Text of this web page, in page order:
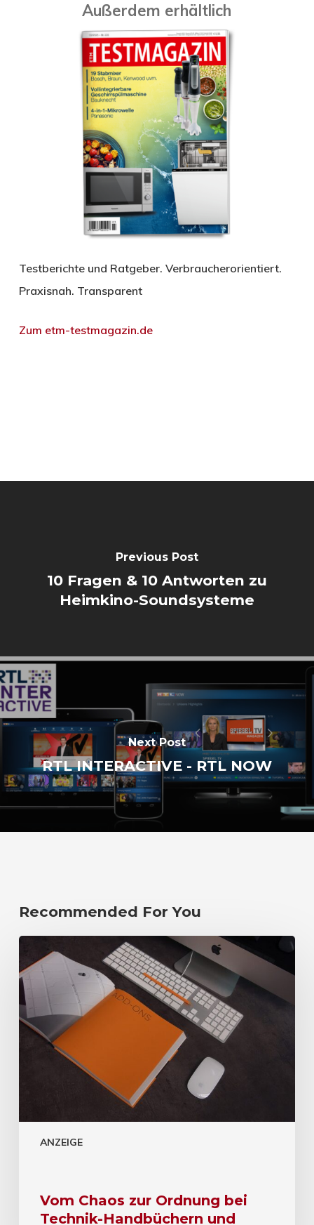
Außerdem erhältlich
Testberichte und Ratgeber. Verbraucherorientiert.
Praxisnah. Transparent
Zum etm-testmagazin.de
Previous Post
10 Fragen & 10 Antworten zu
Heimkino-Soundsysteme
Next Post
RTL INTERACTIVE - RTL NOW
Recommended For You
ANZEIGE
Vom Chaos zur Ordnung bei
Technik-Handbüchern und